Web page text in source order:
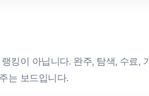
킹이 아닙니다. 완주, 탐색, 수료,
는 보드입니다.